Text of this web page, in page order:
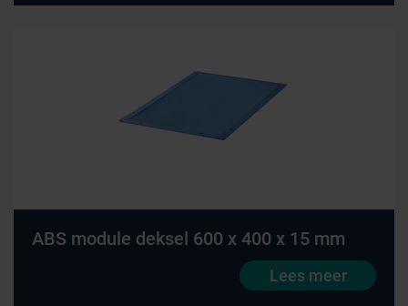
ABS module deksel 600 x 400 x 15 mm
Lees meer
Farmaceutische industrie